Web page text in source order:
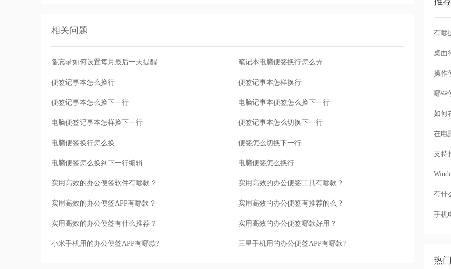
相关问题
备忘录如何设置每月最后一天提醒 笔记本电脑便签换行怎么弄
便签记事本怎么换行 便签记事本怎样换行
便签记事本怎么换下一行 电脑记事本便签怎么换下一行
电脑便签记事本怎样换下一行 便签记事本怎么切换下一行
电脑便签换行怎么换 便签怎么切换下一行
电脑便签怎么换到下一行编辑 电脑便签怎么换行
实用高效的办公便签软件有哪款？ 实用高效的办公便签工具有哪款？
实用高效的办公便签APP有哪款？ 实用高效的办公便签有推荐的么？
实用高效的办公便签有什么推荐？ 实用高效的办公便签哪款好用？
小米手机用的办公便签APP有哪款? 三星手机用的办公便签APP有哪款?
有哪
桌面
操作
哪些
如何
在电
支持
有什
手机
热